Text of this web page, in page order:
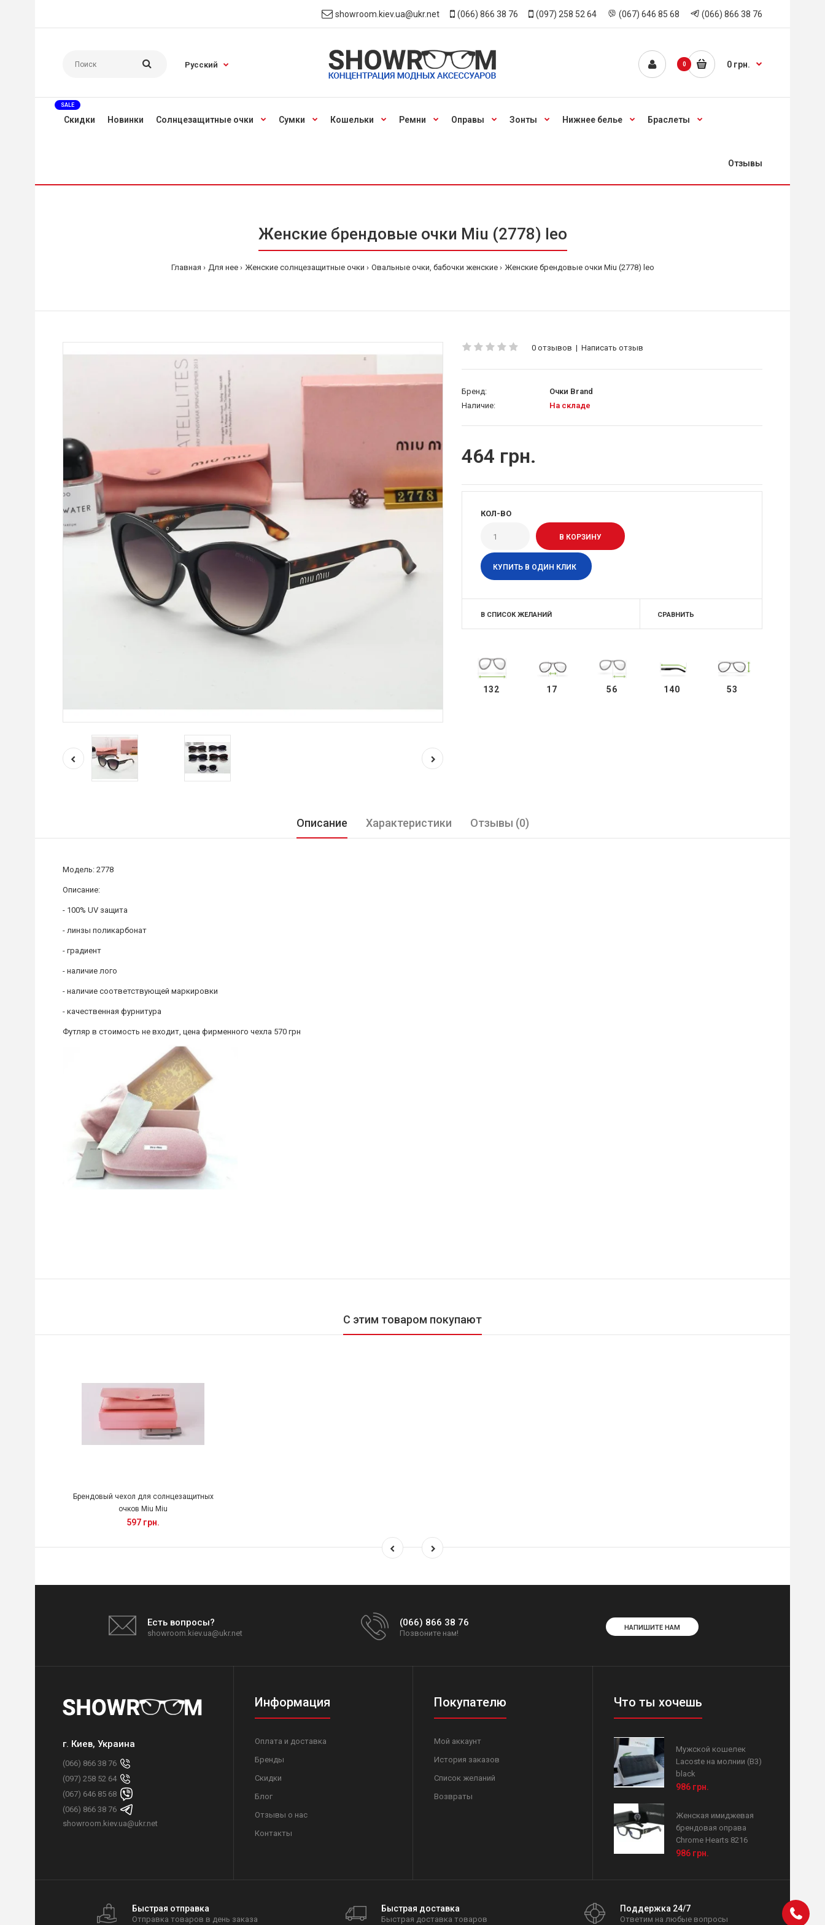
showroom.kiev.ua@ukr.net (066) 866 38 76 (097) 258 52 64 (067) 646 85 68 (066) 866 38 76
Русский 0 0 грн.
Скидки
SALE
Новинки Солнцезащитные очки Сумки Кошельки Ремни Оправы Зонты Нижнее белье Браслеты
Отзывы
Женские брендовые очки Miu (2778) leo
Главная Для нее Женские солнцезащитные очки Овальные очки, бабочки женские Женские брендовые очки Miu (2778) leo
0 отзывов | Написать отзыв
Бренд:
Очки Brand
Наличие:
На складе
464 грн.
КОЛ-ВО
КУПИТЬ В ОДИН КЛИК
В СПИСОК ЖЕЛАНИЙ СРАВНИТЬ
132 17 56 140 53
Описание Характеристики Отзывы (0)
Модель: 2778
Описание:
- 100% UV защита
- линзы поликарбонат
- градиент
- наличие лого
- наличие соответствующей маркировки
- качественная фурнитура
Футляр в стоимость не входит, цена фирменного чехла 570 грн
С этим товаром покупают
Брендовый чехол для солнцезащитных
очков Miu Miu
597 грн.
Есть вопросы?
showroom.kiev.ua@ukr.net
(066) 866 38 76
Позвоните нам!
НАПИШИТЕ НАМ
г. Киев, Украина
(066) 866 38 76
(097) 258 52 64
(067) 646 85 68
(066) 866 38 76
showroom.kiev.ua@ukr.net
Информация
Оплата и доставка
Бренды
Скидки
Блог
Отзывы о нас
Контакты
Покупателю
Мой аккаунт
История заказов
Список желаний
Возвраты
Что ты хочешь
Мужской кошелек
Lacoste на молнии (В3)
black
986 грн.
Женская имиджевая
брендовая оправа
Chrome Hearts 8216
986 грн.
Быстрая отправка
Отправка товаров в день заказа
Быстрая доставка
Быстрая доставка товаров
Поддержка 24/7
Ответим на любые вопросы